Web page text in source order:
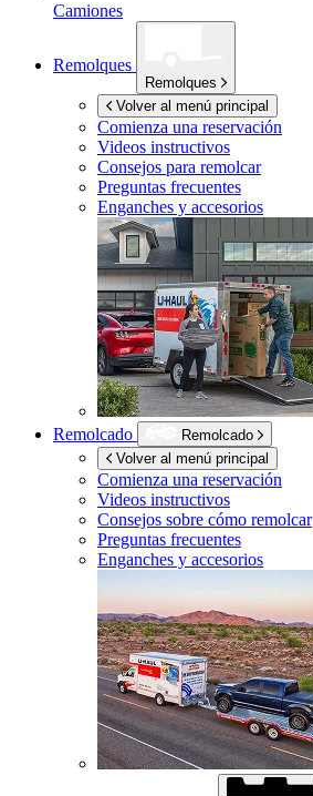
Camiones
Remolques
Remolques
Volver al menú principal
Comienza una reservación
Videos instructivos
Consejos para remolcar
Preguntas frecuentes
Enganches y accesorios
Remolcado
Remolcado
Volver al menú principal
Comienza una reservación
Videos instructivos
Consejos sobre cómo remolcar
Preguntas frecuentes
Enganches y accesorios